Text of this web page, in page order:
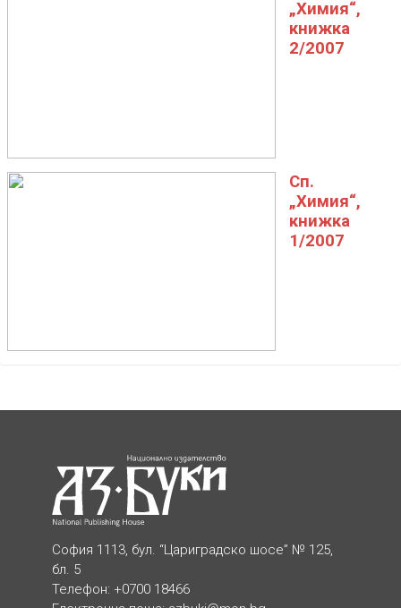
„Химия“,
книжка
2/2007
Сп.
„Химия“,
книжка
1/2007
София 1113, бул. “Цариградско шосе” № 125,
бл. 5
Телефон: +0700 18466